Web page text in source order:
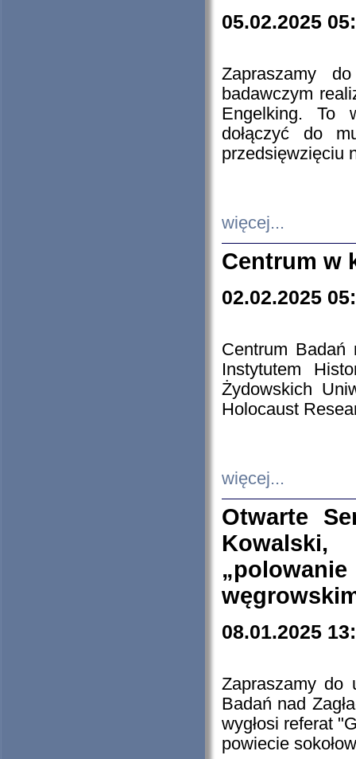
05.02.2025
Zapraszamy
badawczym
Engelking. To
dołączyć do
przedsięwzięciu
więcej...
Centrum w
02.02.2025
Centrum Badań
Instytutem
Żydowskich
Holocaust
więcej...
Otwarte
08.01.2025
Zapraszamy do
Badań nad
wygłosi referat
powiecie